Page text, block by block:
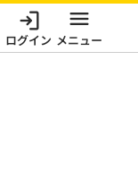
ログイン メニュー